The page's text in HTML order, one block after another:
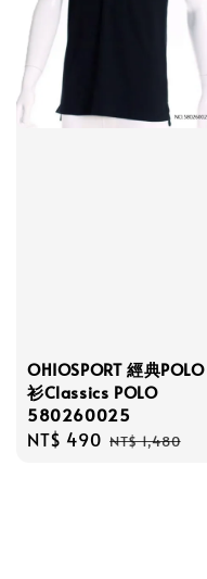
OHIOSPORT 經典POLO
衫Classics POLO
580260025
Sale
NT$ 490 Regular
NT$ 1,480